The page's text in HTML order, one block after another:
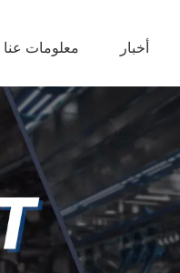
معلومات عنا أخبار